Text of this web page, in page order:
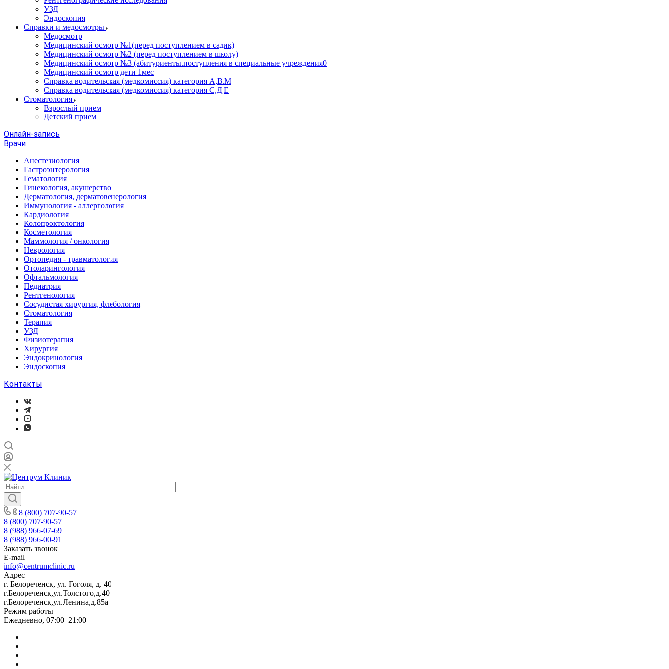
УЗД
Эндоскопия
Справки и медосмотры
Медосмотр
Медицинский осмотр №1(перед поступлением в садик)
Медицинский осмотр №2 (перед поступлением в школу)
Медицинский осмотр №3 (абитуриенты.поступления в специальные учреждения0
Медицинский осмотр дети 1мес
Справка водительская (медкомиссия) категория А,В.М
Справка водительская (медкомиссия) категория С,Д,Е
Стоматология
Взрослый прием
Детский прием
Онлайн-запись
Врачи
Анестезиология
Гастроэнтерология
Гематология
Гинекология, акушерство
Дерматология, дерматовенерология
Иммунология - аллергология
Кардиология
Колопроктология
Косметология
Маммология / онкология
Неврология
Ортопедия - травматология
Отоларингология
Офтальмология
Педиатрия
Рентгенология
Сосудистая хирургия, флебология
Стоматология
Терапия
УЗД
Физиотерапия
Хирургия
Эндокринология
Эндоскопия
Контакты
8 (800) 707-90-57
8 (800) 707-90-57
8 (988) 966-07-69
8 (988) 966-00-91
Заказать звонок
E-mail
info@centrumclinic.ru
Адрес
г. Белореченск, ул. Гоголя, д. 40
г.Белореченск,ул.Толстого,д.40
г.Белореченск,ул.Ленина,д.85а
Режим работы
Ежедневно, 07:00–21:00